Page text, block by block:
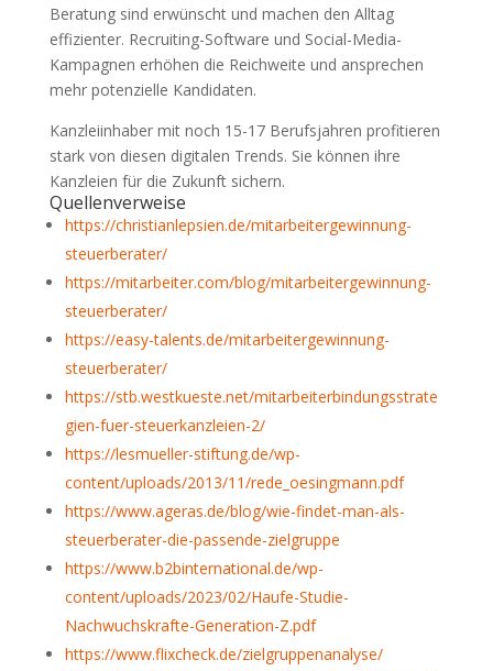
Beratung sind erwünscht und machen den Alltag
effizienter. Recruiting-Software und Social-Media-
Kampagnen erhöhen die Reichweite und ansprechen
mehr potenzielle Kandidaten.
Kanzleiinhaber mit noch 15-17 Berufsjahren profitieren
stark von diesen digitalen Trends. Sie können ihre
Kanzleien für die Zukunft sichern.
Quellenverweise
https://christianlepsien.de/mitarbeitergewinnung-
steuerberater/
https://mitarbeiter.com/blog/mitarbeitergewinnung-
steuerberater/
https://easy-talents.de/mitarbeitergewinnung-
steuerberater/
https://stb.westkueste.net/mitarbeiterbindungsstrate
gien-fuer-steuerkanzleien-2/
https://lesmueller-stiftung.de/wp-
content/uploads/2013/11/rede_oesingmann.pdf
https://www.ageras.de/blog/wie-findet-man-als-
steuerberater-die-passende-zielgruppe
https://www.b2binternational.de/wp-
content/uploads/2023/02/Haufe-Studie-
Nachwuchskrafte-Generation-Z.pdf
https://www.flixcheck.de/zielgruppenanalyse/